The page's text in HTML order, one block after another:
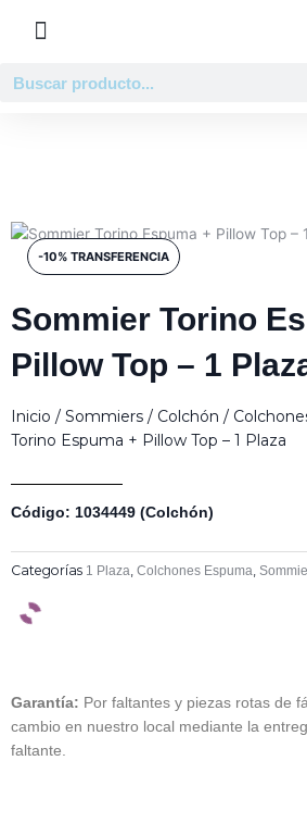
Buscar
Sommier Torino
Pillow Top – 1
Inicio / Sommiers / Colchón /
Torino Espuma + Pillow Top – 1 Plaza
Código: 1034449 (Colchón)
Categorías 1 Plaza, Colchones Espuma,
Garantía: Por faltantes y piezas rotas de
cambio en nuestro local mediante la
faltante.